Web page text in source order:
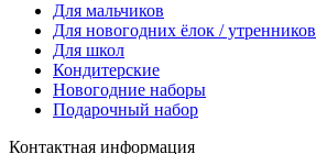
Для мальчиков
Для новогодних ёлок / утренников
Для школ
Кондитерские
Новогодние наборы
Подарочный набор
Контактная информация